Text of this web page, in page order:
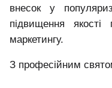
внесок у
підвищення якості
маркетингу.
З професійним